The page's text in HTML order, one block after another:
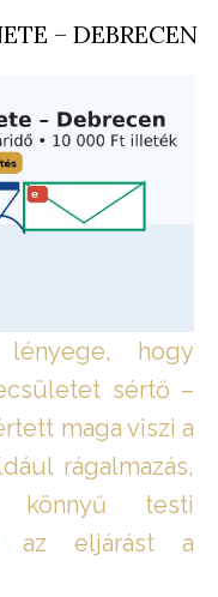
– DEBRECEN
hogy
sértő –
maga viszi a
rágalmazás,
könnyű testi
az eljárást a